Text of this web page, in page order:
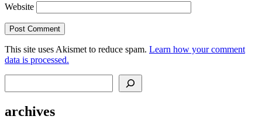
Website
This site uses Akismet to reduce spam. Learn how your comment
data is processed.
archives